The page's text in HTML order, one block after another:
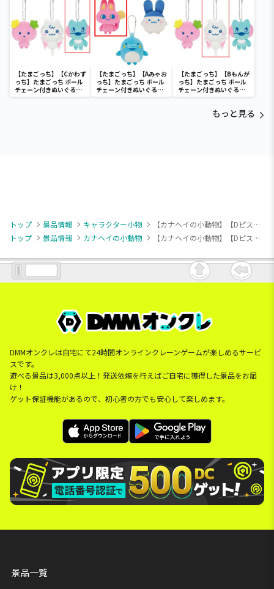
【たまごっち】【Cかわず
っち】たまごっち ボール
チェーン付きぬいぐるみ
～Tamagotchi
【たまごっち】【Aみゃお
っち】たまごっち ボール
チェーン付きぬいぐるみ
～Tamagotchi
【たまごっち】【Bもんが
っち】たまごっち ボール
チェーン付きぬいぐるみ
～Tamagotchi
もっと見る
トップ 景品情報 キャラクター小物
【カナヘイの小動物】【Dピスケ(テンション低め/眉毛)】カナヘイの小動物 ゆるっとアミューズメント ぬいぐるみマスコット vol.1
トップ
景品情報 カナヘイの小動物 【カナヘイの小動物】【Dピスケ(テンション低め/眉毛)】カナヘイの小動物 ゆるっとアミューズメント ぬいぐるみマスコット vol.1
DMMオンクレは自宅にて24時間オンラインクレーンゲームが楽しめるサービ
スです。
遊べる景品は3,000点以上！発送依頼を行えばご自宅に獲得した景品をお届
け！
ゲット保証機能があるので、初心者の方でも安心して楽しめます。
景品一覧